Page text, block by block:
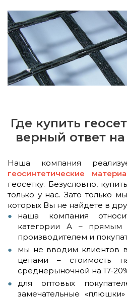
Где купить
верный ответ
Наша компания
геосинтетические
геосетку. Безусловно,
только у нас. Зато только
которых Вы не найдете в
наша компания
категории А – прямым
производителем и
мы не вводим клиентов
ценами – стоимость
среднерыночной на 17-
для оптовых
замечательные